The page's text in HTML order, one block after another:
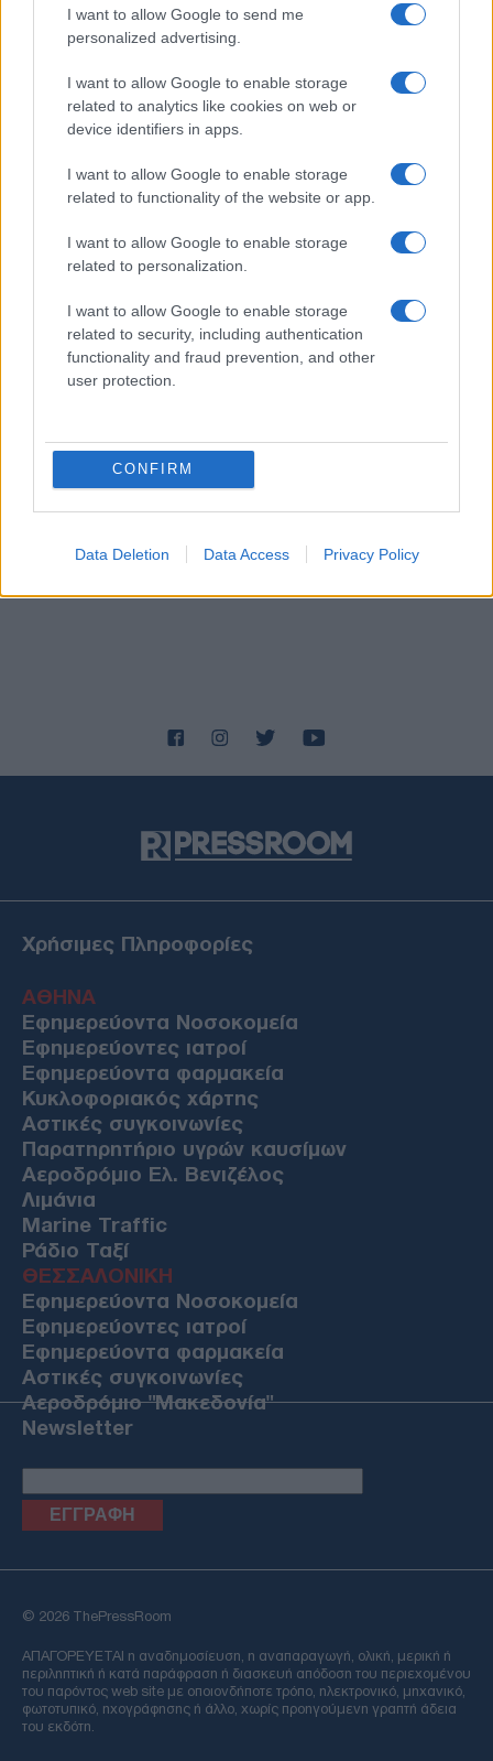
I want to allow Google to send me
personalized advertising.
I want to allow Google to enable storage
related to analytics like cookies on web or
device identifiers in apps.
I want to allow Google to enable storage
related to functionality of the website or app.
I want to allow Google to enable storage
related to personalization.
I want to allow Google to enable storage
related to security, including authentication
functionality and fraud prevention, and other
user protection.
CONFIRM
Data Deletion Data Access Privacy Policy
Χρήσιμες Πληροφορίες
ΑΘΗΝΑ
Εφημερεύοντα Νοσοκομεία
Εφημερεύοντες ιατροί
Εφημερεύοντα φαρμακεία
Κυκλοφοριακός χάρτης
Αστικές συγκοινωνίες
Παρατηρητήριο υγρών καυσίμων
Αεροδρόμιο Ελ. Βενιζέλος
Λιμάνια
Marine Traffic
Ράδιο Ταξί
ΘΕΣΣΑΛΟΝΙΚΗ
Εφημερεύοντα Νοσοκομεία
Εφημερεύοντες ιατροί
Εφημερεύοντα φαρμακεία
Αστικές συγκοινωνίες
Αεροδρόμιο "Μακεδονία"
Newsletter
Email
© 2026 ThePressRoom
ΑΠΑΓΟΡΕΥΕΤΑΙ η αναδημοσίευση, η αναπαραγωγή, ολική, μερική ή
περιληπτική ή κατά παράφραση ή διασκευή απόδοση του περιεχομένου
του παρόντος web site με οποιονδήποτε τρόπο, ηλεκτρονικό, μηχανικό,
φωτοτυπικό, ηχογράφησης ή άλλο, χωρίς προηγούμενη γραπτή άδεια
του εκδότη.